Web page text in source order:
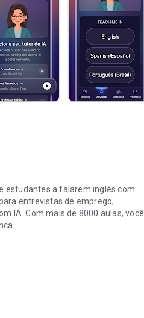
estudantes a falarem inglês com
entrevistas de emprego,
IA. Com mais de 8000 aulas, você
no app.